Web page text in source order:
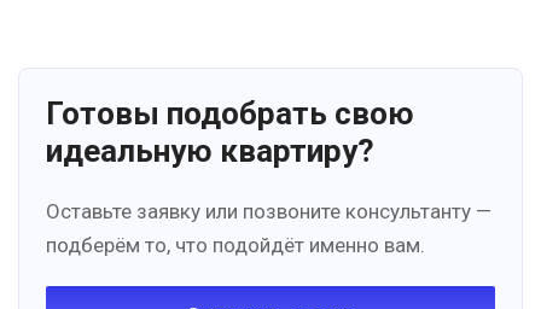
Готовы подобрать свою
идеальную квартиру?
Оставьте заявку или позвоните консультанту —
подберём то, что подойдёт именно вам.